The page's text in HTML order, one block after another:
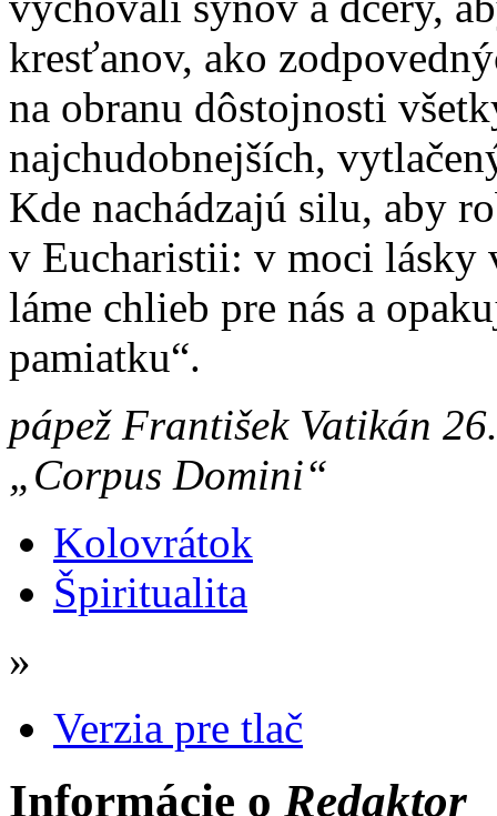
kresťanov, ako
na obranu dôstojnosti
najchudobnejších,
Kde nachádzajú silu, aby
v Eucharistii: v moci lásky
láme chlieb pre nás a
pamiatku“.
pápež František Vatikán
„Corpus Domini“
Kolovrátok
Špiritualita
»
Verzia pre tlač
Informácie o Redaktor